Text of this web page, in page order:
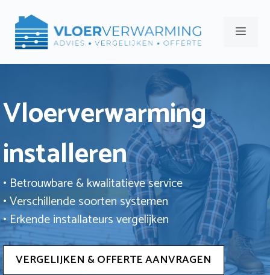
naar
Menu
Vloerverwarming
installeren
• Betrouwbare & kwalitatieve service
• Verschillende soorten systemen
• Erkende installateurs vergelijken
VERGELIJKEN & OFFERTE AANVRAGEN